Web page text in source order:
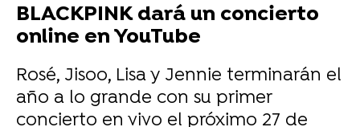
BLACKPINK dará un concierto
online en YouTube
Rosé, Jisoo, Lisa y Jennie terminarán el
año a lo grande con su primer
concierto en vivo el próximo 27 de